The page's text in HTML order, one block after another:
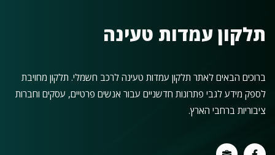
תלקון עמדות טעינה
ברוכים הבאים לאתר תלקון עמדות טעינה לרכב חשמלי. תלקון מחויבת
לספק מידע לגבי פתרונות חדשניים עבור אנשים פרטיים, עסקים וחברות
ציבוריות ברחבי הארץ.